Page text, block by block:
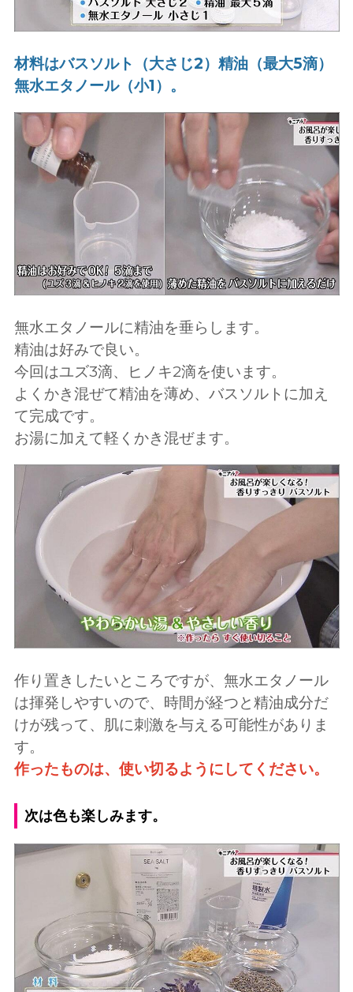
材料はバスソルト（大さじ2）精油（最大5滴）
無水エタノール（小1）。
無水エタノールに精油を垂らします。
精油は好みで良い。
今回はユズ3滴、ヒノキ2滴を使います。
よくかき混ぜて精油を薄め、バスソルトに加え
て完成です。
お湯に加えて軽くかき混ぜます。
作り置きしたいところですが、無水エタノール
は揮発しやすいので、時間が経つと精油成分だ
けが残って、肌に刺激を与える可能性がありま
す。
作ったものは、使い切るようにしてください。
次は色も楽しみます。